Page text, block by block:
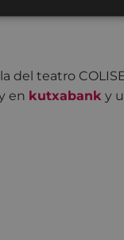
del teatro
en kutxabank y